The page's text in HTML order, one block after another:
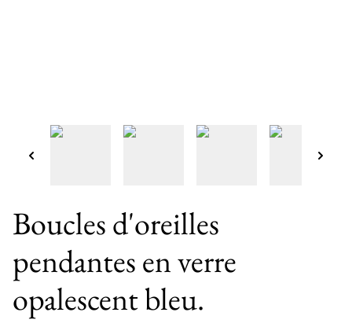
Boucles d'oreilles
pendantes en verre
opalescent bleu.